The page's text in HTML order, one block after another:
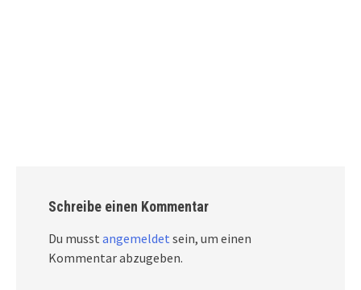
Schreibe einen Kommentar
Du musst angemeldet sein, um einen
Kommentar abzugeben.